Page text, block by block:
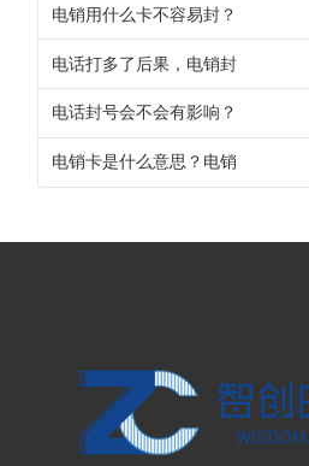
电销用什么卡不容易封？
电话打多了后果，电销封
电话封号会不会有影响？
电销卡是什么意思？电销